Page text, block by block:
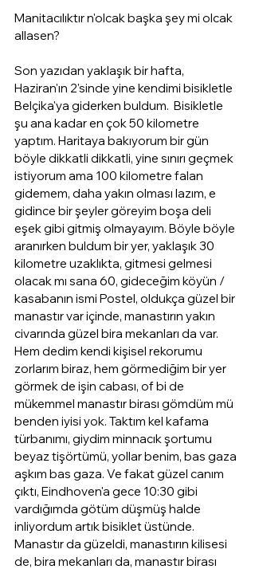
Manitacılıktır n'olcak başka şey mi olcak
allasen?
Son yazıdan yaklaşık bir hafta,
Haziran'ın 2'sinde yine kendimi bisikletle
Belçika'ya giderken buldum.  Bisikletle
şu ana kadar en çok 50 kilometre
yaptım. Haritaya bakıyorum bir gün
böyle dikkatli dikkatli, yine sınırı geçmek
istiyorum ama 100 kilometre falan
gidemem, daha yakın olması lazım, e
gidince bir şeyler göreyim boşa deli
eşek gibi gitmiş olmayayım. Böyle böyle
aranırken buldum bir yer, yaklaşık 30
kilometre uzaklıkta, gitmesi gelmesi
olacak mı sana 60, gideceğim köyün /
kasabanın ismi Postel, oldukça güzel bir
manastır var içinde, manastırın yakın
civarında güzel bira mekanları da var.
Hem dedim kendi kişisel rekorumu
zorlarım biraz, hem görmediğim bir yer
görmek de işin cabası, of bi de
mükemmel manastır birası gömdüm mü
benden iyisi yok. Taktım kel kafama
türbanımı, giydim minnacık şortumu
beyaz tişörtümü, yollar benim, bas gaza
aşkım bas gaza. Ve fakat güzel canım
çıktı, Eindhoven'a gece 10:30 gibi
vardığımda götüm düşmüş halde
inliyordum artık bisiklet üstünde.
Manastır da güzeldi, manastırın kilisesi
de, bira mekanları da, manastır birası